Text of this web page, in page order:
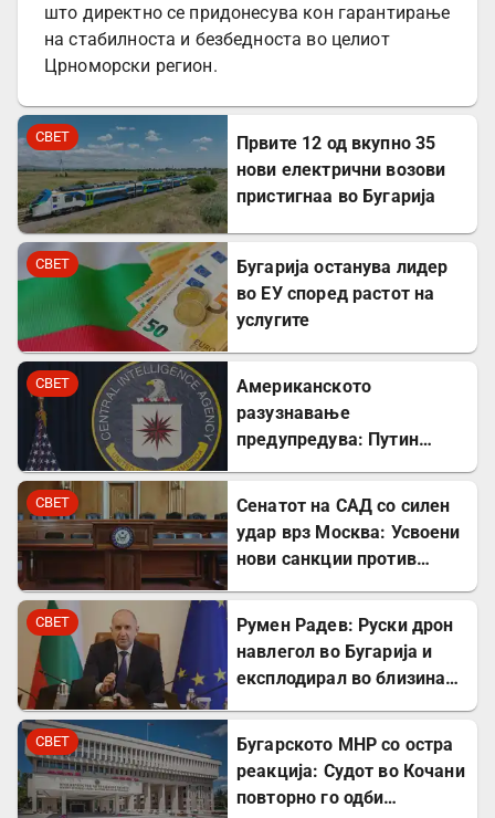
што директно се придонесува кон гарантирање
на стабилноста и безбедноста во целиот
Црноморски регион.
СВЕТ
Првите 12 од вкупно 35
нови електрични возови
пристигнаа во Бугарија
СВЕТ
Бугарија останува лидер
во ЕУ според растот на
услугите
СВЕТ
Американското
разузнавање
предупредува: Путин
СВЕТ
Сенатот на САД со силен
удар врз Москва: Усвоени
нови санкции против
СВЕТ
Румен Радев: Руски дрон
навлегол во Бугарија и
експлодирал во близина
СВЕТ
Бугарското МНР со остра
реакција: Судот во Кочани
повторно го одби